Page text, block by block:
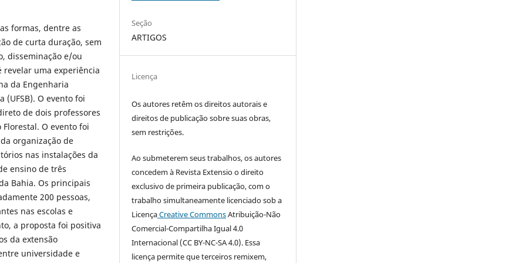
formas, dentre as
de curta duração, sem
disseminação e/ou
revelar uma experiência
da Engenharia
(UFSB). O evento foi
de dois professores
O evento foi
organização de
nas instalações da
ensino de três
Bahia. Os principais
200 pessoas,
nas escolas e
a proposta foi positiva
da extensão
universidade e
Seção
ARTIGOS
Licença
Os autores retêm os direitos autorais e
direitos de publicação sobre suas obras,
sem restrições.
Ao submeterem seus trabalhos, os autores
concedem à Revista Extensio o direito
exclusivo de primeira publicação, com o
trabalho simultaneamente licenciado sob a
LicençaCreative CommonsAtribuição-Não
Comercial-Compartilha Igual 4.0
Internacional (CC BY-NC-SA 4.0). Essa
licença permite que terceiros remixem,